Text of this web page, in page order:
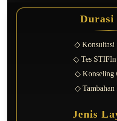
Durasi
◇ Konsultasi
◇ Tes STIFIn
◇ Konseling
◇ Tambahan
Jenis